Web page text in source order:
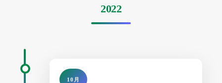
2022
10月